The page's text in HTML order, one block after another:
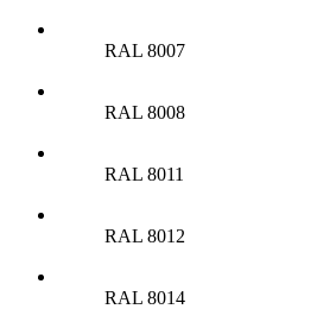
RAL 8007
RAL 8008
RAL 8011
RAL 8012
RAL 8014